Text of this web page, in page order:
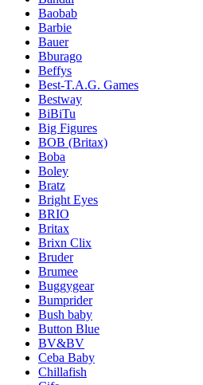
Baobab
Barbie
Bauer
Bburago
Beffys
Best-T.A.G. Games
Bestway
BiBiTu
Big Figures
BOB (Britax)
Boba
Boley
Bratz
Bright Eyes
BRIO
Britax
Brixn Clix
Bruder
Brumee
Buggygear
Bumprider
Bush baby
Button Blue
BV&BV
Ceba Baby
Chillafish